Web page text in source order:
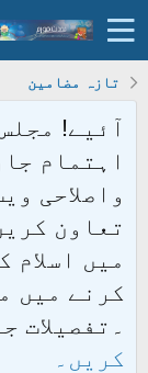
تازہ مضامین
آئیے!
اہتمام
واصلاحی
تعاون
میں
کرنے میں
۔تفصیلات
کریں۔